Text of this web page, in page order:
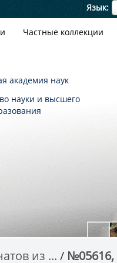
Язык
Частные коллекции
академия наук
науки и высшего
из ... №05616,